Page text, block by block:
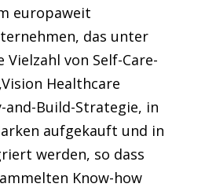
europaweit
das unter
Vielzahl von Self-Care-
Healthcare
Build-Strategie, in
aufgekauft und in
werden, so dass
Know-how